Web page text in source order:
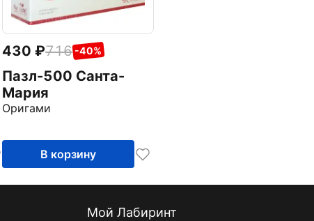
430 716 -40%
Пазл-500 Санта-
Мария
Оригами
В корзину
Мой Лабиринт